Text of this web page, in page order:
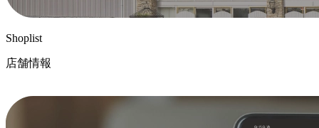
Shoplist
店舗情報